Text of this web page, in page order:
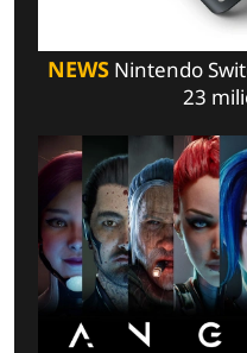
NEWS Nintendo
23